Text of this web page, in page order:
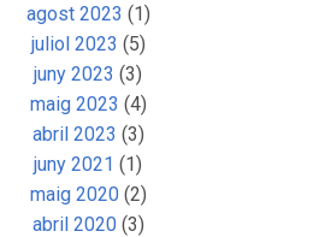
agost 2023 (1)
juliol 2023 (5)
juny 2023 (3)
maig 2023 (4)
abril 2023 (3)
juny 2021 (1)
maig 2020(2)
abril 2020(3)